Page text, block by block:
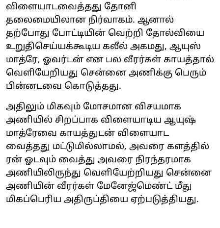
விளையாடவைத்தது தோனி
தலைமையிலான நிர்வாகம். ஆனால்
தற்போது போட்டியின் வெற்றி தோல்வியை
உறுதிசெய்யக்கூடிய கலீல் அகமது, ஆயுஸ்
மாத்ரே, ஓவர்டன் என பல வீரர்கள் காயத்தால்
வெளியேறியது சென்னை அணிக்கு பெரும்
பின்னடவை கொடுத்தது.
அதிலும் மிகவும் மோசமான விசயமாக
அணியில் சிறப்பாக விளையாடிய ஆயுஷ்
மாத்ரேவை காயத்துடன் விளையாட
வைத்தது மட்டுமில்லாமல், அவரை களத்தில்
ரன் ஓடவும் வைத்து அவரை நிரந்தரமாக
அணியிலிருந்து வெளியேற்றியது சென்னை
அணியின் வீரர்கள் மேனேஜ்மெண்ட் மீது
மிகப்பெரிய அதிருப்தியை ஏற்படுத்தியது.